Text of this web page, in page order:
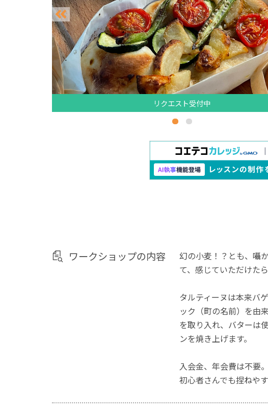
リクエスト受付中
ワークショップの内容
幻の小麦！？とも、囁
て、感じていただけた
タルティーヌは本来バ
ック（町の名前）を由
を取り入れ、バターは
ンを焼き上げます。
入会金、年会費は不要
初心者さんでも捏ねや